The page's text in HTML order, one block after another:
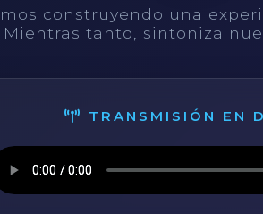
construyendo una
tanto, sintoniza
TRANSMISIÓN EN